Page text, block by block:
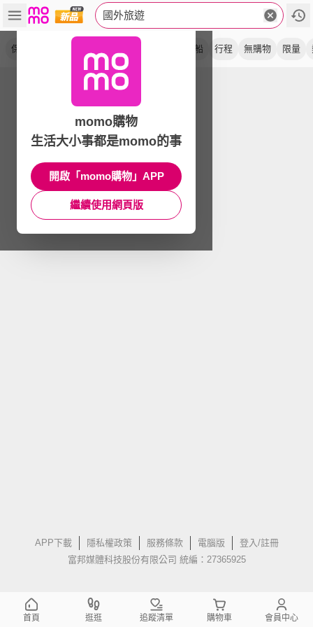
國外旅遊
保肝 遊船 行程 無購物 限量
APP下載 隱私權政策 服務條款 電腦版
登入/註冊
富邦媒體科技股份有限公司 統編：27365925
momo購物
生活大小事都是momo的事
開啟「momo購物」APP
繼續使用網頁版
首頁 逛逛 追蹤清單 購物車 會員中心